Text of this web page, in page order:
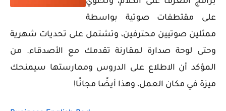
على مقتطفات صوتية بواسطة
ممثلين صوتيين محترفين، وتشتمل على تحديات شهرية
وحتى لوحة صدارة لمقارنة تقدمك مع الأصدقاء. من
المؤكد أن الاطلاع على الدروس وممارستها سيمنحك
ميزة في مكان العمل، وهذا أيضًا مجانًا!